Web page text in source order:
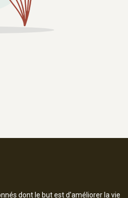
dont le but est d'améliorer la vie